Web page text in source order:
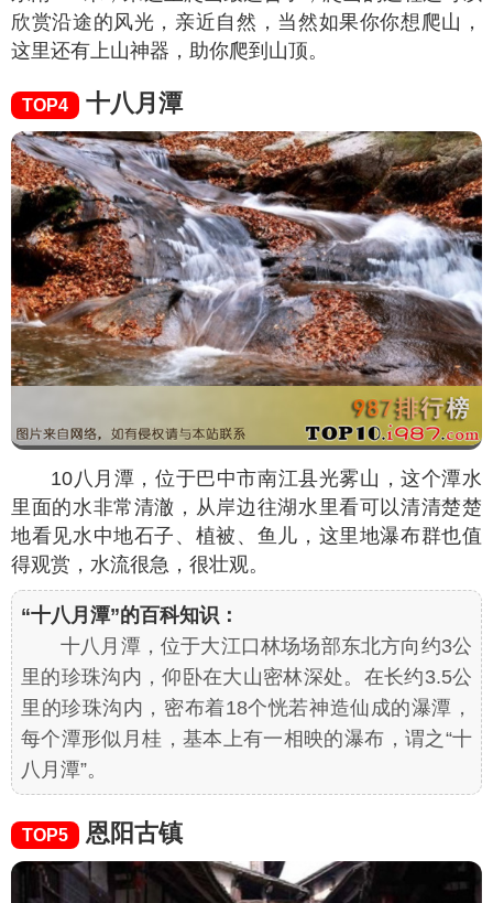
欣赏沿途的风光，亲近自然，当然如果你你想爬山，
这里还有上山神器，助你爬到山顶。
TOP4 十八月潭
10八月潭，位于巴中市南江县光雾山，这个潭水
里面的水非常清澈，从岸边往湖水里看可以清清楚楚
地看见水中地石子、植被、鱼儿，这里地瀑布群也值
得观赏，水流很急，很壮观。
“十八月潭”的百科知识：
十八月潭，位于大江口林场场部东北方向约3公
里的珍珠沟内，仰卧在大山密林深处。在长约3.5公
里的珍珠沟内，密布着18个恍若神造仙成的瀑潭，
每个潭形似月桂，基本上有一相映的瀑布，谓之“十
八月潭”。
TOP5 恩阳古镇